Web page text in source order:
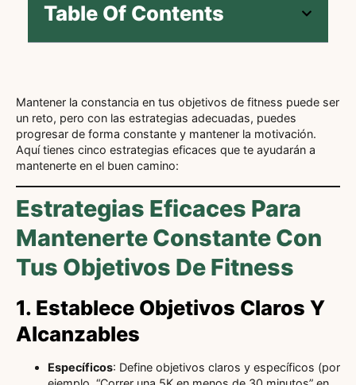
Table Of Contents
Mantener la constancia en tus objetivos de fitness puede ser
un reto, pero con las estrategias adecuadas, puedes
progresar de forma constante y mantener la motivación.
Aquí tienes cinco estrategias eficaces que te ayudarán a
mantenerte en el buen camino:
Estrategias Eficaces Para
Mantenerte Constante Con
Tus Objetivos De Fitness
1. Establece Objetivos Claros Y
Alcanzables
Específicos: Define objetivos claros y específicos (por